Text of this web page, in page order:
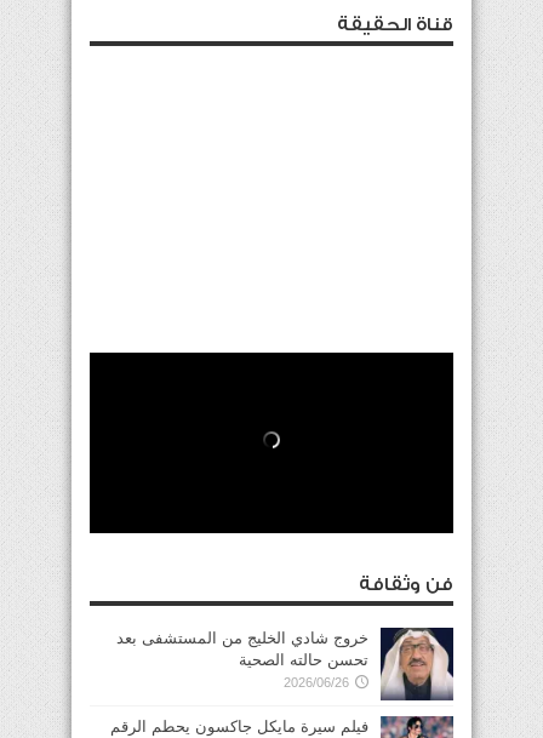
قناة الحقيقة
فن وثقافة
خروج شادي الخليج من المستشفى بعد
تحسن حالته الصحية
2026/06/26
فيلم سيرة مايكل جاكسون يحطم الرقم